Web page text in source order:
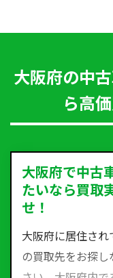
大阪府の中
ら高
大阪府で中古
たいなら買取
せ！
大阪府に居住さ
の買取先をお探